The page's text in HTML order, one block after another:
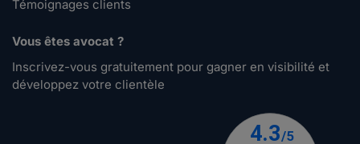
Témoignages clients
Vous êtes avocat ?
Inscrivez-vous gratuitement pour gagner en visibilité et
développez votre clientèle